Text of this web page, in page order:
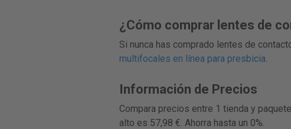
¿Cómo comprar lentes de
Si nunca has comprado lentes de
multifocales en línea para presbicia.
Información de Precios
Compara precios entre 1 tienda y
alto es 57,98 €. Ahorra hasta un 0%.